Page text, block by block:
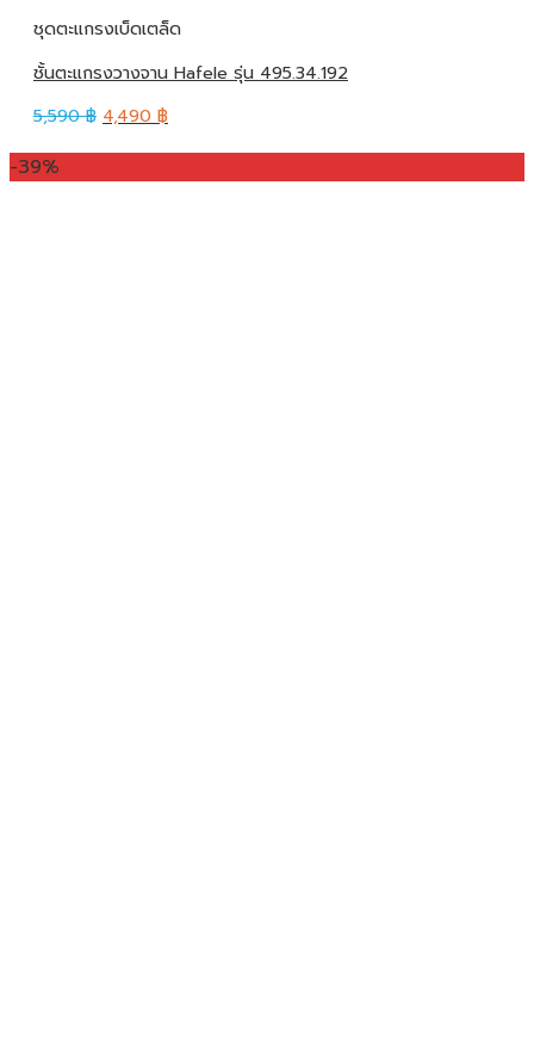
ชุดตะแกรงเบ็ดเตล็ด
ชั้นตะแกรงวางจาน Hafele รุ่น 495.34.192
5,590฿ 4,490 ฿
-39%